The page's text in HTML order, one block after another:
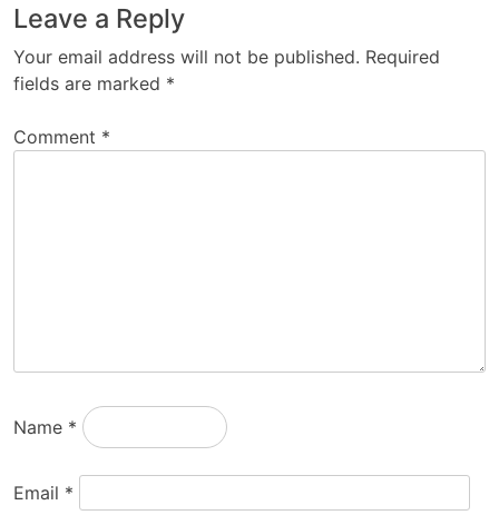
Leave a Reply
Your email address will not be published. Required
fields are marked *
Comment *
Name *
Email *